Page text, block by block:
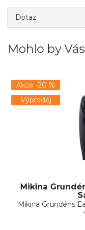
Dotaz
Mohlo by
Akce -20 %
Výprodej
Mikina
Mikina Grundéns